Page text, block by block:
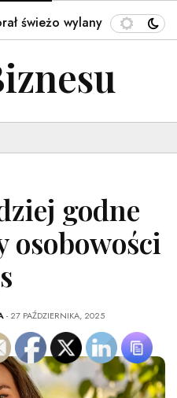
wylany asfalt na drodze.
godne
osobowości
- 27 PAŹDZIERNIKA, 2025